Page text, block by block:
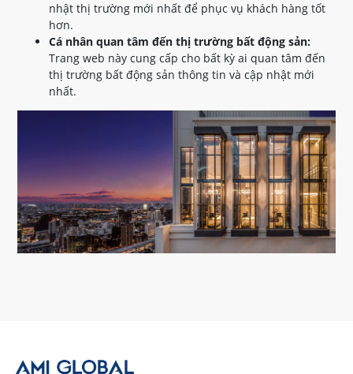
nhật thị trường mới nhất để phục vụ khách hàng tốt
hơn.
Cá nhân quan tâm đến thị trường bất động sản:
Trang web này cung cấp cho bất kỳ ai quan tâm đến
thị trường bất động sản thông tin và cập nhật mới
nhất.